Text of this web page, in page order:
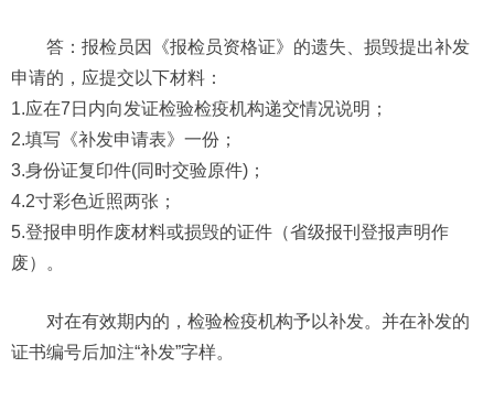
答：报检员因《报检员资格证》的遗失、损毁提出补发
申请的，应提交以下材料：
1.应在7日内向发证检验检疫机构递交情况说明；
2.填写《补发申请表》一份；
3.身份证复印件(同时交验原件)；
4.2寸彩色近照两张；
5.登报申明作废材料或损毁的证件（省级报刊登报声明作
废）。
对在有效期内的，检验检疫机构予以补发。并在补发的
证书编号后加注“补发”字样。